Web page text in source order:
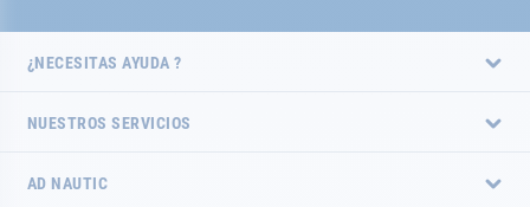
¿NECESITAS AYUDA ?
NUESTROS SERVICIOS
AD NAUTIC